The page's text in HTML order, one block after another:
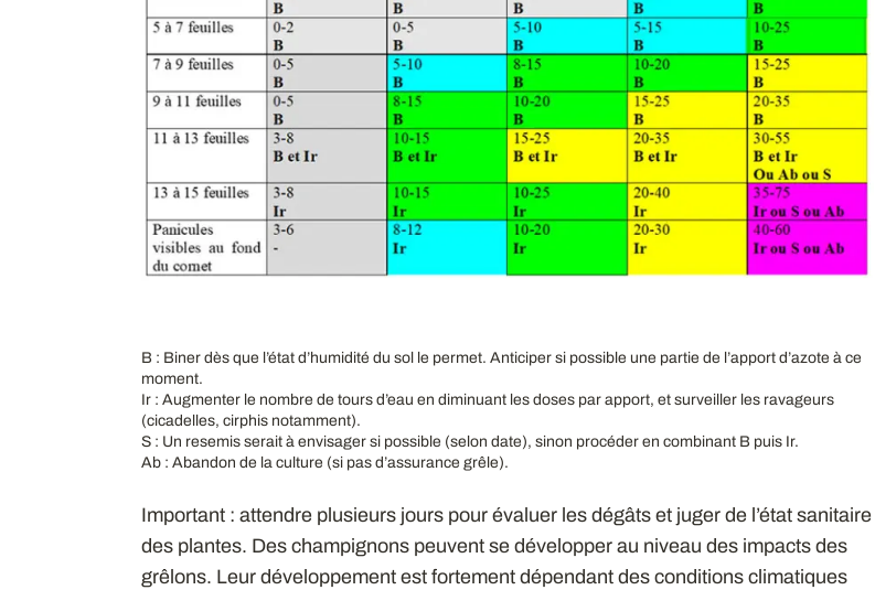
B : Biner dès que l’état d’humidité du sol le permet. Anticiper si possible une partie de l’apport d’azote à ce
moment.
Ir : Augmenter le nombre de tours d’eau en diminuant les doses par apport, et surveiller les ravageurs
(cicadelles, cirphis notamment).
S : Un resemis serait à envisager si possible (selon date), sinon procéder en combinant B puis Ir.
Ab : Abandon de la culture (si pas d’assurance grêle).
Important : attendre plusieurs jours pour évaluer les dégâts et juger de l’état sanitaire
des plantes. Des champignons peuvent se développer au niveau des impacts des
grêlons. Leur développement est fortement dépendant des conditions climatiques